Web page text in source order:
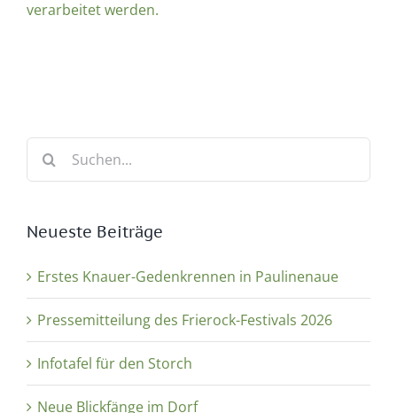
verarbeitet werden.
Suche
Neueste Beiträge
Erstes Knauer-Gedenkrennen in Paulinenaue
Pressemitteilung des Frierock-Festivals 2026
Infotafel für den Storch
Neue Blickfänge im Dorf